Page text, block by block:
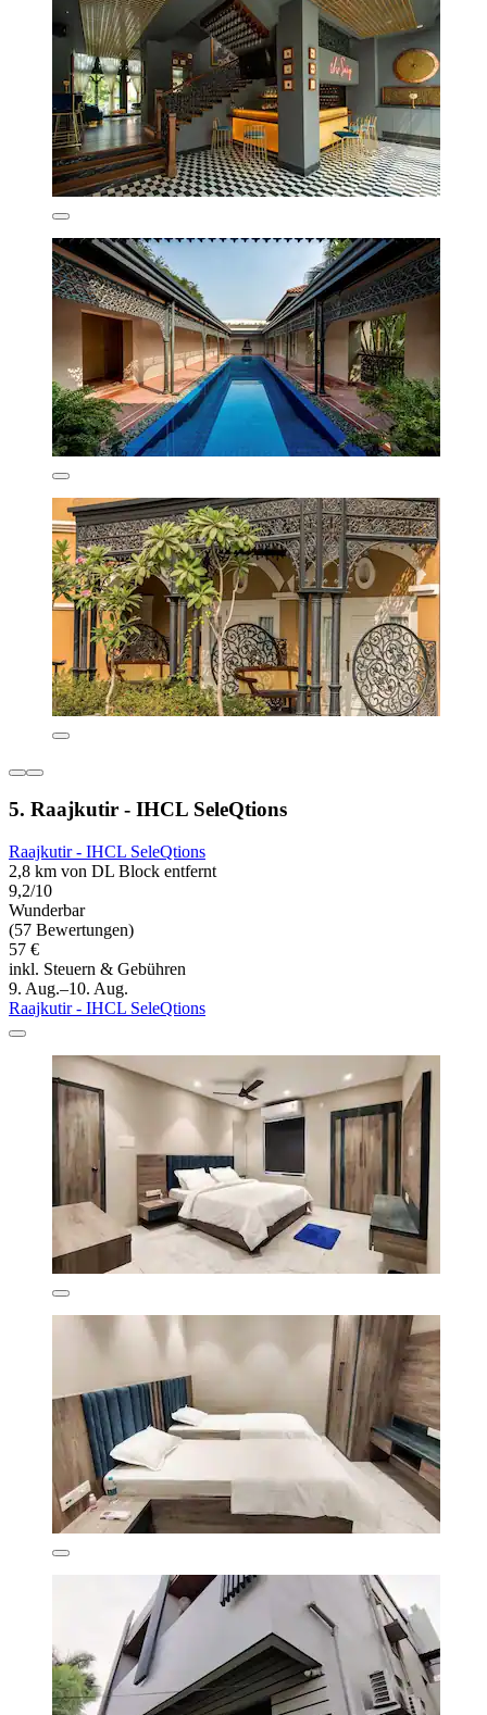
5. Raajkutir - IHCL SeleQtions
Raajkutir - IHCL SeleQtions
2,8 km von DL Block entfernt
9,2/10
Wunderbar
(57 Bewertungen)
57 €
inkl. Steuern & Gebühren
9. Aug.–10. Aug.
Raajkutir - IHCL SeleQtions